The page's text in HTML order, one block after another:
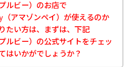
ルビー）のお店で
アマゾンペイ）が使えるのか
たい方は、まずは、下記
ルビー）の公式サイトをチェッ
はいかがでしょうか？